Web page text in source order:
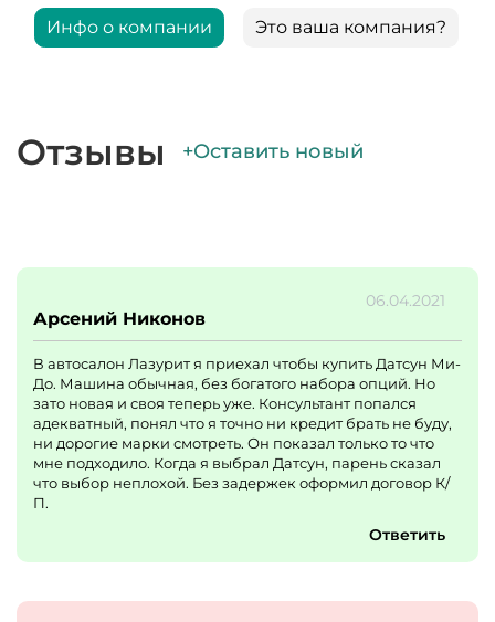
Инфо о компании Это ваша компания?
Отзывы +Оставить новый
06.04.2021
Арсений Никонов
В автосалон Лазурит я приехал чтобы купить Датсун Ми-
До. Машина обычная, без богатого набора опций. Но
зато новая и своя теперь уже. Консультант попался
адекватный, понял что я точно ни кредит брать не буду,
ни дорогие марки смотреть. Он показал только то что
мне подходило. Когда я выбрал Датсун, парень сказал
что выбор неплохой. Без задержек оформил договор К/
П.
Ответить